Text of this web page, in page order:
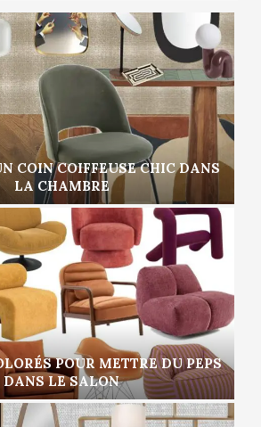
COIN COIFFEUSE CHIC DANS
LA CHAMBRE
POUR METTRE DU PEPS
DANS LE SALON